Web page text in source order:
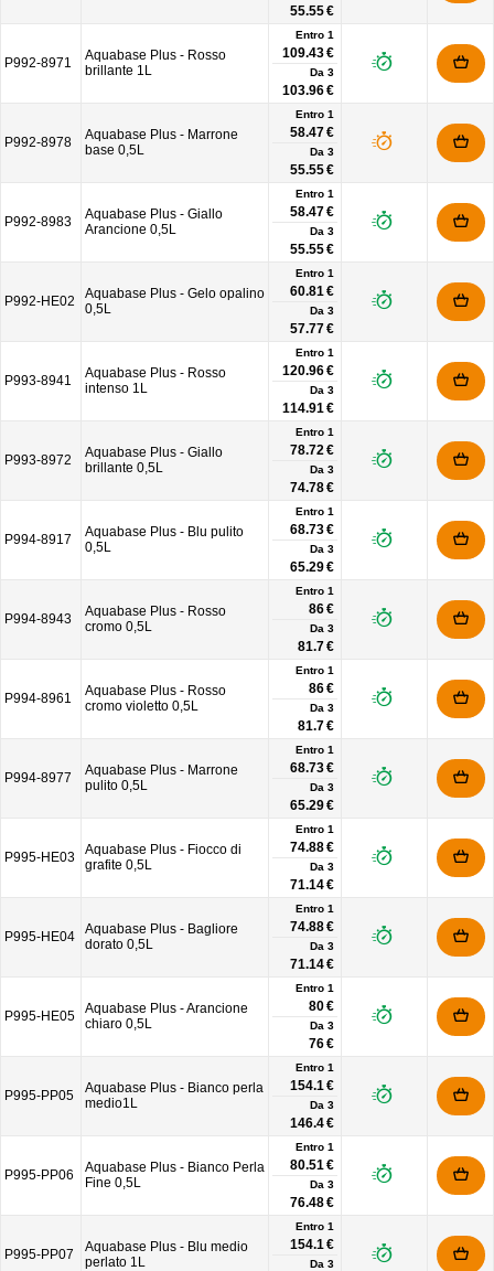
55.55 €
P992-8971
Aquabase Plus - Rosso
brillante 1L
Entro 1
109.43 €
Da 3
103.96 €
P992-8978
Aquabase Plus - Marrone
base 0,5L
Entro 1
58.47 €
Da 3
55.55 €
P992-8983
Aquabase Plus - Giallo
Arancione 0,5L
Entro 1
58.47 €
Da 3
55.55 €
P992-HE02
Aquabase Plus - Gelo opalino
0,5L
Entro 1
60.81 €
Da 3
57.77 €
P993-8941
Aquabase Plus - Rosso
intenso 1L
Entro 1
120.96 €
Da 3
114.91 €
P993-8972
Aquabase Plus - Giallo
brillante 0,5L
Entro 1
78.72 €
Da 3
74.78 €
P994-8917
Aquabase Plus - Blu pulito
0,5L
Entro 1
68.73 €
Da 3
65.29 €
P994-8943
Aquabase Plus - Rosso
cromo 0,5L
Entro 1
86 €
Da 3
81.7 €
P994-8961
Aquabase Plus - Rosso
cromo violetto 0,5L
Entro 1
86 €
Da 3
81.7 €
P994-8977
Aquabase Plus - Marrone
pulito 0,5L
Entro 1
68.73 €
Da 3
65.29 €
P995-HE03
Aquabase Plus - Fiocco di
grafite 0,5L
Entro 1
74.88 €
Da 3
71.14 €
P995-HE04
Aquabase Plus - Bagliore
dorato 0,5L
Entro 1
74.88 €
Da 3
71.14 €
P995-HE05
Aquabase Plus - Arancione
chiaro 0,5L
Entro 1
80 €
Da 3
76 €
P995-PP05
Aquabase Plus - Bianco perla
medio1L
Entro 1
154.1 €
Da 3
146.4 €
P995-PP06
Aquabase Plus - Bianco Perla
Fine 0,5L
Entro 1
80.51 €
Da 3
76.48 €
P995-PP07
Aquabase Plus - Blu medio
perlato 1L
Entro 1
154.1 €
Da 3